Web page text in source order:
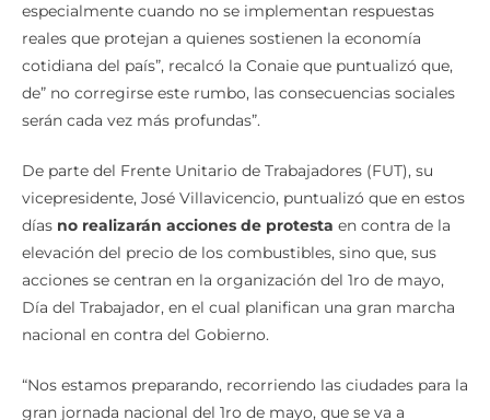
especialmente cuando no se implementan respuestas
reales que protejan a quienes sostienen la economía
cotidiana del país”, recalcó la Conaie que puntualizó que,
de” no corregirse este rumbo, las consecuencias sociales
serán cada vez más profundas”.
De parte del Frente Unitario de Trabajadores (FUT), su
vicepresidente, José Villavicencio, puntualizó que en estos
días no realizarán acciones de protesta en contra de la
elevación del precio de los combustibles, sino que, sus
acciones se centran en la organización del 1ro de mayo,
Día del Trabajador, en el cual planifican una gran marcha
nacional en contra del Gobierno.
“Nos estamos preparando, recorriendo las ciudades para la
gran jornada nacional del 1ro de mayo, que se va a